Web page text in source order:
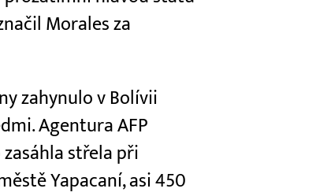
Morales za
zahynulo v Bolívii
Agentura AFP
střela při
Yapacaní, asi 450